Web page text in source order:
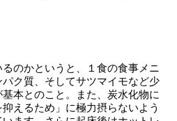
のかというと、１食の食事メニ
ク質、そしてサツマイモなど少
本とのこと。また、炭水化物に
えるため」に極力摂らないよう